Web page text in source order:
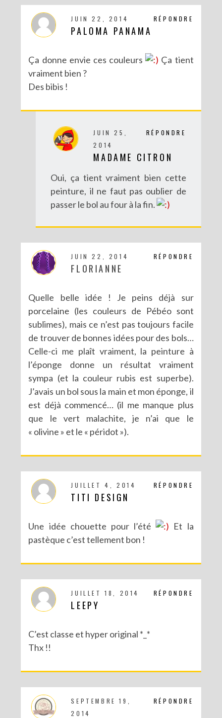
RÉPONDRE
JUIN 22, 2014
PALOMA PANAMA
Ça donne envie ces couleurs
Ça tient
vraiment bien ?
Des bibis !
RÉPONDRE
JUIN 25,
2014
MADAME CITRON
Oui, ça tient vraiment bien cette
peinture, il ne faut pas oublier de
passer le bol au four à la fin.
RÉPONDRE
JUIN 22, 2014
FLORIANNE
Quelle belle idée ! Je peins déjà sur
porcelaine (les couleurs de Pébéo sont
sublimes), mais ce n’est pas toujours facile
de trouver de bonnes idées pour des bols…
Celle-ci me plaît vraiment, la peinture à
l’éponge donne un résultat vraiment
sympa (et la couleur rubis est superbe).
J’avais un bol sous la main et mon éponge, il
est déjà commencé… (il me manque plus
que le vert malachite, je n’ai que le
« olivine » et le « péridot »).
RÉPONDRE
JUILLET 4, 2014
TITI DESIGN
Une idée chouette pour l’été
Et la
pastèque c’est tellement bon !
RÉPONDRE
JUILLET 18, 2014
LEEPY
C’est classe et hyper original *_*
Thx !!
RÉPONDRE
SEPTEMBRE 19,
2014